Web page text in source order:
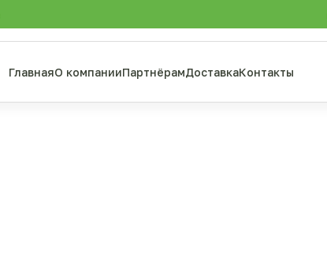
ГлавнаяО компанииПартнёрамДоставкаКонтакты